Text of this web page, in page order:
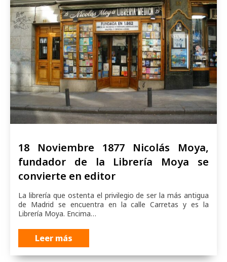
18 Noviembre 1877 Nicolás Moya,
fundador de la Librería Moya se
convierte en editor
La librería que ostenta el privilegio de ser la más antigua
de Madrid se encuentra en la calle Carretas y es la
Librería Moya. Encima…
Leer más